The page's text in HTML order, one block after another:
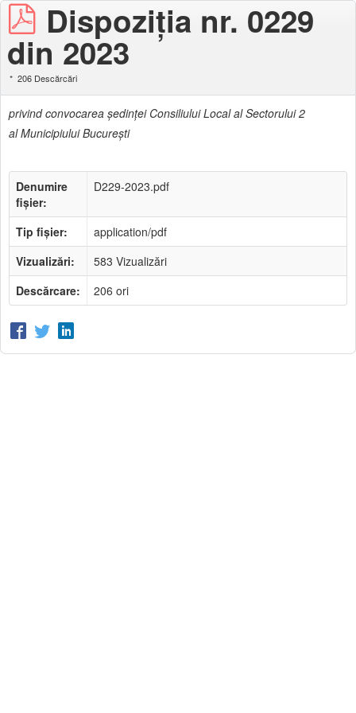
Dispoziţia nr. 0229
din 2023
206 Descărcări
privind convocarea şedinţei Consiliului Local al Sectorului 2
al Municipiului Bucureşti
Denumire
fișier:
D229-2023.pdf
Tip fișier:
application/pdf
Vizualizări:
583 Vizualizări
Descărcare:
206 ori